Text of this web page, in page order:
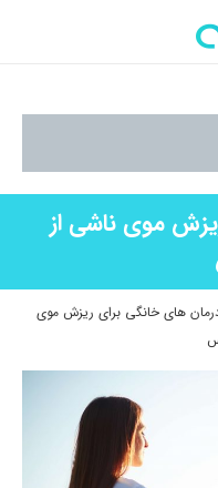
موی ناشی از
های خانگی برای ریزش موی